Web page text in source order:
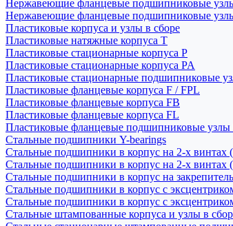
Нержавеющие фланцевые подшипниковые
Нержавеющие фланцевые подшипниковые
Пластиковые корпуса и узлы в сборе
Пластиковые натяжные корпуса T
Пластиковые стационарные корпуса P
Пластиковые стационарные корпуса PA
Пластиковые стационарные подшипниковые
Пластиковые фланцевые корпуса F / FPL
Пластиковые фланцевые корпуса FB
Пластиковые фланцевые корпуса FL
Пластиковые фланцевые подшипниковые
Стальные подшипники Y-bearings
Стальные подшипники в корпус на 2-х винтах
Стальные подшипники в корпус на 2-х
Стальные подшипники в корпус на
Стальные подшипники в корпус с
Стальные подшипники в корпус с
Стальные штампованные корпуса и узлы в